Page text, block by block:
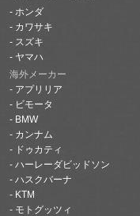
ホンダ
カワサキ
スズキ
ヤマハ
海外メーカー
アプリリア
ビモータ
BMW
カンナム
ドゥカティ
ハーレーダビッドソン
ハスクバーナ
KTM
モトグッツィ